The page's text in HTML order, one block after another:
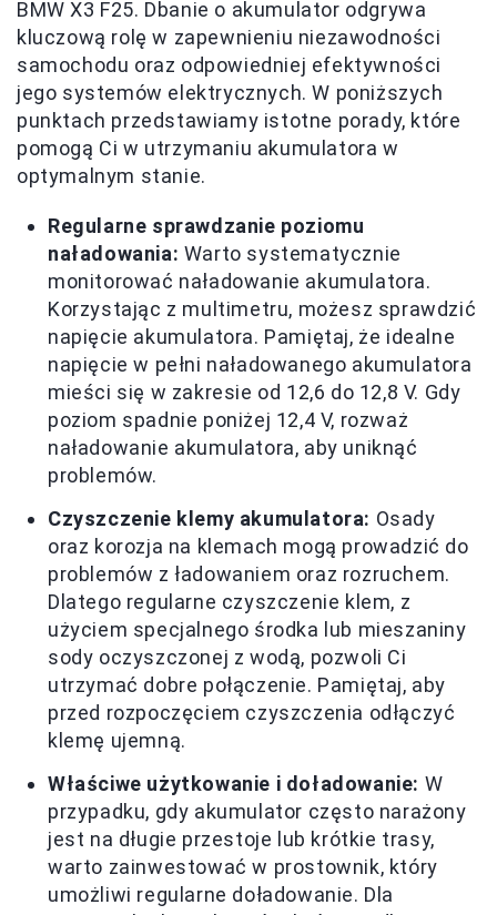
BMW X3 F25. Dbanie o akumulator odgrywa
kluczową rolę w zapewnieniu niezawodności
samochodu oraz odpowiedniej efektywności
jego systemów elektrycznych. W poniższych
punktach przedstawiamy istotne porady, które
pomogą Ci w utrzymaniu akumulatora w
optymalnym stanie.
Regularne sprawdzanie poziomu
naładowania: Warto systematycznie
monitorować naładowanie akumulatora.
Korzystając z multimetru, możesz sprawdzić
napięcie akumulatora. Pamiętaj, że idealne
napięcie w pełni naładowanego akumulatora
mieści się w zakresie od 12,6 do 12,8 V. Gdy
poziom spadnie poniżej 12,4 V, rozważ
naładowanie akumulatora, aby uniknąć
problemów.
Czyszczenie klemy akumulatora: Osady
oraz korozja na klemach mogą prowadzić do
problemów z ładowaniem oraz rozruchem.
Dlatego regularne czyszczenie klem, z
użyciem specjalnego środka lub mieszaniny
sody oczyszczonej z wodą, pozwoli Ci
utrzymać dobre połączenie. Pamiętaj, aby
przed rozpoczęciem czyszczenia odłączyć
klemę ujemną.
Właściwe użytkowanie i doładowanie: W
przypadku, gdy akumulator często narażony
jest na długie przestoje lub krótkie trasy,
warto zainwestować w prostownik, który
umożliwi regularne doładowanie. Dla